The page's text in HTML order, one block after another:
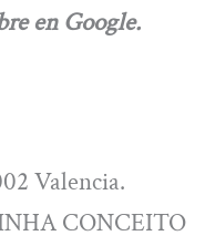
en Google.
Valencia.
CONCEITO